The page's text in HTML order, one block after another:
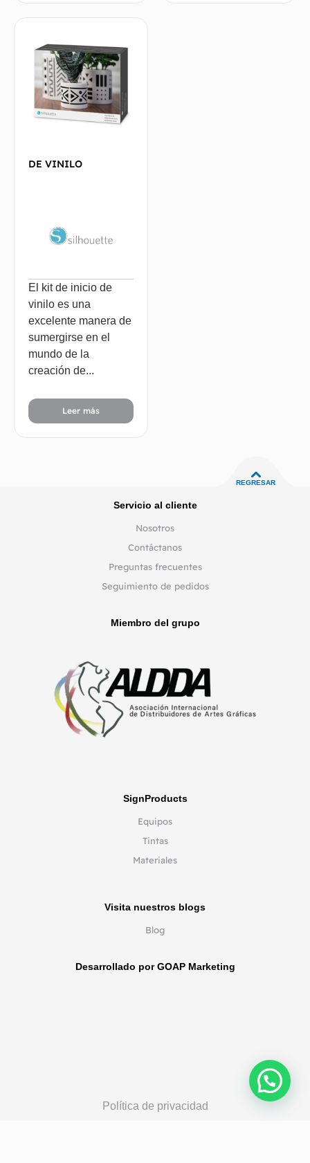
DE VINILO
El kit de inicio de
vinilo es una
excelente manera de
sumergirse en el
mundo de la
creación de...
Leer más
REGRESAR
Servicio al cliente
Nosotros
Contáctanos
Preguntas frecuentes
Seguimiento de pedidos
Miembro del grupo
SignProducts
Equipos
Tintas
Materiales
Desarrollado por GOAP Marketing
Política de privacidad
Visita nuestros blogs
Blog